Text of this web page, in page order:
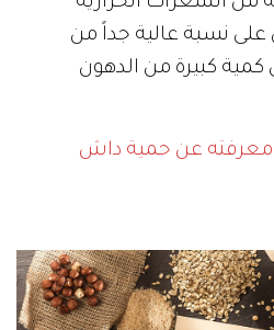
نسبة عالية جداً من
الحرارية٬ وعلى كمية كبيرة من الدهون
معرفته عن حمية داش